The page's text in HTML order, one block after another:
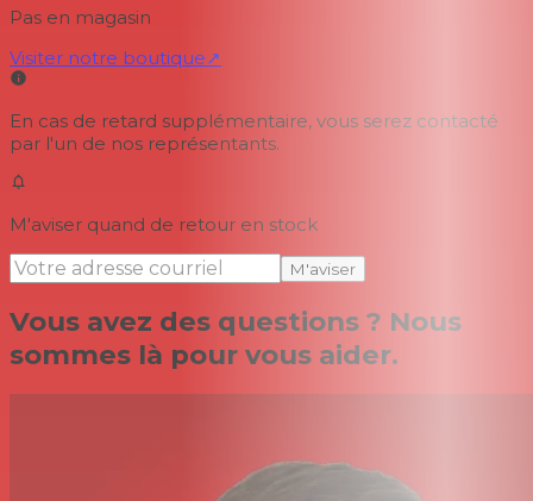
Pas en magasin
Visiter notre boutique↗
En cas de retard supplémentaire, vous serez contacté
par l'un de nos représentants.
M'aviser quand de retour en stock
M'aviser
Vous avez des questions ? Nous
sommes là pour vous aider.